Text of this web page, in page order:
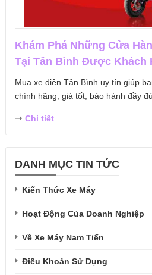
Khám Phá Những Cửa
Tại Tân Bình Được Khách
Mua xe điện Tân Bình uy tín giúp
chính hãng, giá tốt, bảo hành đầy
Chi tiết
DANH MỤC TIN TỨC
Kiến Thức Xe Máy
Hoạt Động Của Doanh Nghiệp
Về Xe Máy Nam Tiến
Điều Khoản Sử Dụng